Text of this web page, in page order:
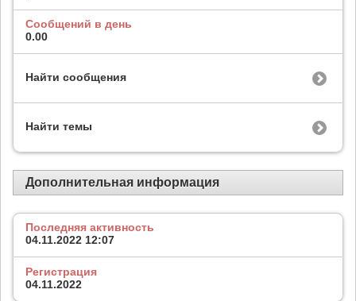
Сообщений в день
0.00
Найти сообщения
Найти темы
Дополнительная информация
Последняя активность
04.11.2022 12:07
Регистрация
04.11.2022